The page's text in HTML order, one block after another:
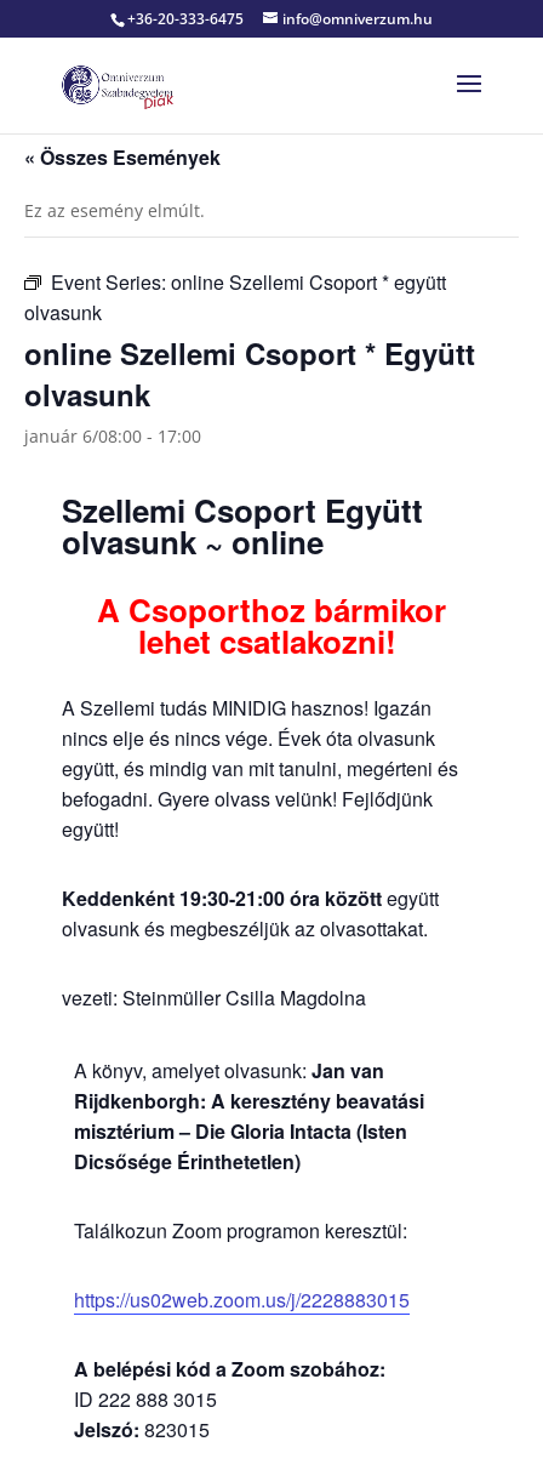
+36-20-333-6475 info@omniverzum.hu
« Összes Események
Ez az esemény elmúlt.
Event Series: online Szellemi Csoport * együtt
olvasunk
online Szellemi Csoport * Együtt
olvasunk
január 6/08:00 - 17:00
Szellemi Csoport Együtt
olvasunk ~ online
A Csoporthoz bármikor
lehet csatlakozni!
A Szellemi tudás MINIDIG hasznos! Igazán
nincs elje és nincs vége. Évek óta olvasunk
együtt, és mindig van mit tanulni, megérteni és
befogadni. Gyere olvass velünk! Fejlődjünk
együtt!
Keddenként 19:30-21:00 óra közöttegyütt
olvasunk és megbeszéljük az olvasottakat.
vezeti: Steinmüller Csilla Magdolna
A könyv, amelyet olvasunk: Jan van
Rijdkenborgh: A keresztény beavatási
misztérium – Die Gloria Intacta (Isten
Dicsősége Érinthetetlen)
Találkozun Zoom programon keresztül:
https://us02web.zoom.us/j/2228883015
A belépési kód a Zoom szobához:
ID 222 888 3015
Jelszó: 823015